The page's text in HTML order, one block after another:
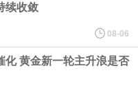
隔夜存款规模达 2 万亿欧元。
续收敛
08-06
化 黄金新一轮主升浪是否